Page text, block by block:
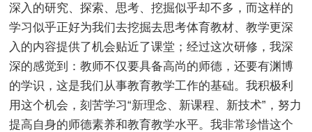
深入的研究、探索、思考、挖掘似乎却不多，而这样的
学习似乎正好为我们去挖掘去思考体育教材、教学更深
入的内容提供了机会贴近了课堂；经过这次研修，我深
深的感觉到：教师不仅要具备高尚的师德，还要有渊博
的学识，这是我们从事教育教学工作的基础。我积极利
用这个机会，刻苦学习“新理念、新课程、新技术”，努力
提高自身的师德素养和教育教学水平。我非常珍惜这个